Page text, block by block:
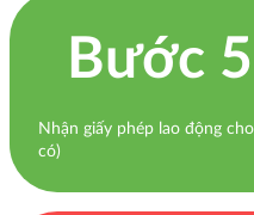
Bước 5
Nhận giấy phép lao động
có)